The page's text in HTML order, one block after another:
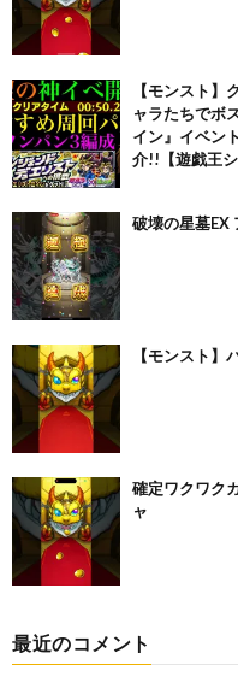
【モンスト
ャラたちでボ
イン』イベン
介!!【遊戯王シ
破壊の星墓EX
【モンスト
確定ワクワク
ャ
最近のコメント